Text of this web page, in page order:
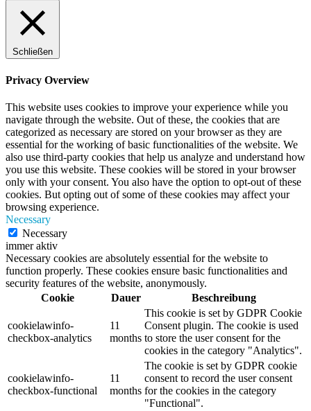
Schließen
Privacy Overview
This website uses cookies to improve your experience while you
navigate through the website. Out of these, the cookies that are
categorized as necessary are stored on your browser as they are
essential for the working of basic functionalities of the website. We
also use third-party cookies that help us analyze and understand how
you use this website. These cookies will be stored in your browser
only with your consent. You also have the option to opt-out of these
cookies. But opting out of some of these cookies may affect your
browsing experience.
Necessary
Necessary
immer aktiv
Necessary cookies are absolutely essential for the website to
function properly. These cookies ensure basic functionalities and
security features of the website, anonymously.
Cookie
Dauer Beschreibung
cookielawinfo-
checkbox-analytics
11
months
This cookie is set by GDPR Cookie
Consent plugin. The cookie is used
to store the user consent for the
cookies in the category "Analytics".
cookielawinfo-
checkbox-functional
11
months
The cookie is set by GDPR cookie
consent to record the user consent
for the cookies in the category
"Functional".